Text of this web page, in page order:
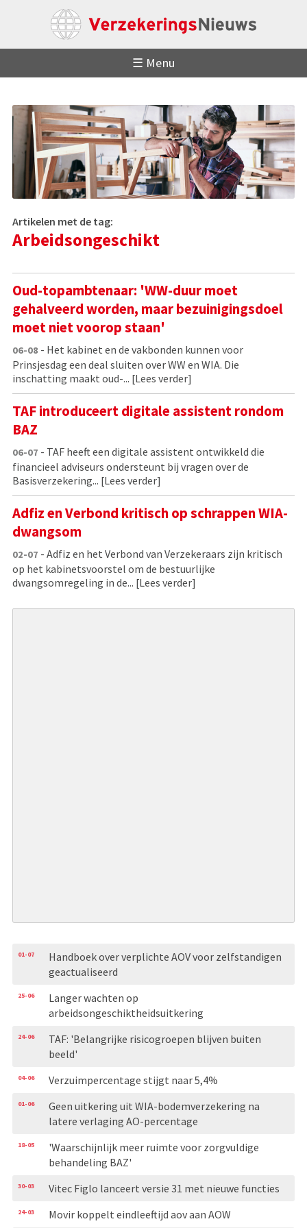
☰ Menu
Artikelen met de tag:
Arbeidsongeschikt
Oud-topambtenaar: 'WW-duur moet
gehalveerd worden, maar bezuinigingsdoel
moet niet voorop staan'
06-08 - Het kabinet en de vakbonden kunnen voor
Prinsjesdag een deal sluiten over WW en WIA. Die
inschatting maakt oud-... [Lees verder]
TAF introduceert digitale assistent rondom
BAZ
06-07 - TAF heeft een digitale assistent ontwikkeld die
financieel adviseurs ondersteunt bij vragen over de
Basisverzekering... [Lees verder]
Adfiz en Verbond kritisch op schrappen WIA-
dwangsom
02-07 - Adfiz en het Verbond van Verzekeraars zijn kritisch
op het kabinetsvoorstel om de bestuurlijke
dwangsomregeling in de... [Lees verder]
01-07
Handboek over verplichte AOV voor zelfstandigen
geactualiseerd
25-06
Langer wachten op
arbeidsongeschiktheidsuitkering
24-06
TAF: 'Belangrijke risicogroepen blijven buiten
beeld'
04-06 Verzuimpercentage stijgt naar 5,4%
01-06
Geen uitkering uit WIA-bodemverzekering na
latere verlaging AO-percentage
18-05
'Waarschijnlijk meer ruimte voor zorgvuldige
behandeling BAZ'
30-03 Vitec Figlo lanceert versie 31 met nieuwe functies
24-03 Movir koppelt eindleeftijd aov aan AOW